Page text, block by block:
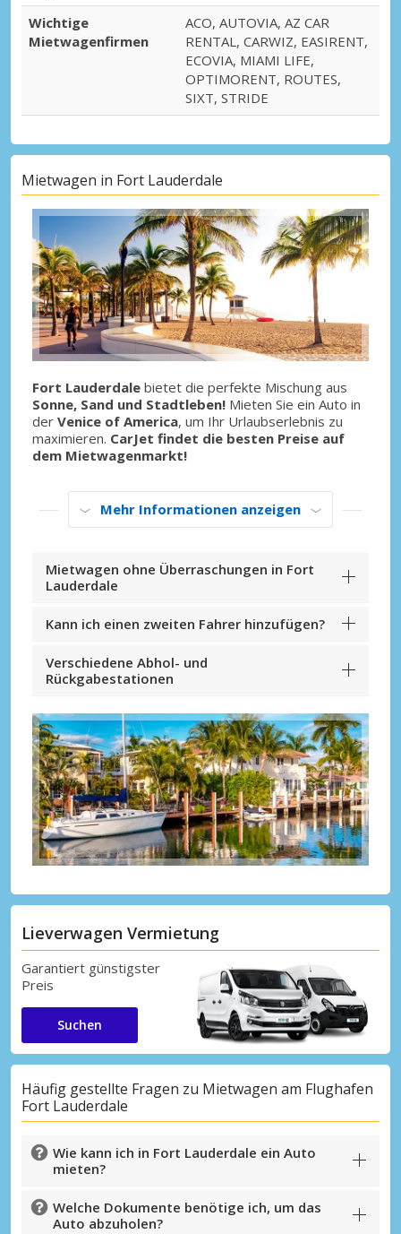
Wichtige
Mietwagenfirmen
ACO, AUTOVIA, AZ CAR
RENTAL, CARWIZ, EASIRENT,
ECOVIA, MIAMI LIFE,
OPTIMORENT, ROUTES,
SIXT, STRIDE
Mietwagen in Fort Lauderdale
Fort Lauderdale bietet die perfekte Mischung aus
Sonne, Sand und Stadtleben! Mieten Sie ein Auto in
der Venice of America, um Ihr Urlaubserlebnis zu
maximieren. CarJet findet die besten Preise auf
dem Mietwagenmarkt!
Mehr Informationen anzeigen
Mietwagen ohne Überraschungen in Fort
Lauderdale
Kann ich einen zweiten Fahrer hinzufügen?
Verschiedene Abhol- und
Rückgabestationen
Lieverwagen Vermietung
Garantiert günstigster
Preis
Suchen
Häufig gestellte Fragen zu Mietwagen am Flughafen
Fort Lauderdale
Wie kann ich in Fort Lauderdale ein Auto
mieten?
Welche Dokumente benötige ich, um das
Auto abzuholen?